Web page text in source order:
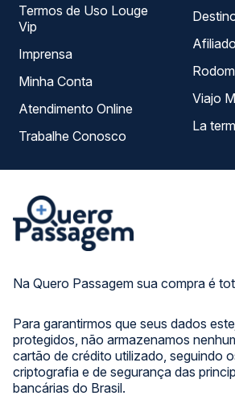
Na Quero Passagem sua compra é
Para garantirmos que seus dados
protegidos, não armazenamos
cartão de crédito utilizado, seguindo
criptografia e de segurança das
bancárias do Brasil.
Termos de Uso Louge
Vip
Imprensa
Minha Conta
Atendimento Online
Trabalhe Conosco
Viajo